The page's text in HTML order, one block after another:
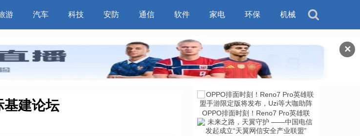
✕
游 汽车 科技 安防 通信 软件 家电 环保 机械
基建论坛 OPPO排面时刻！Reno7 Pro英雄联